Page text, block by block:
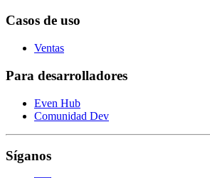
Casos de uso
Ventas
Para desarrolladores
Even Hub
Comunidad Dev
Síganos